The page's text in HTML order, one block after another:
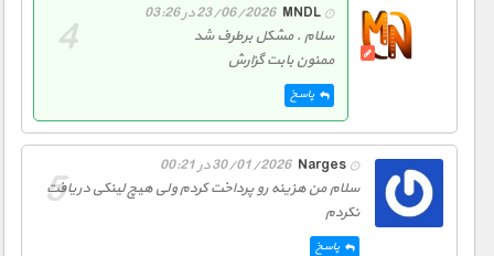
MNDL 23/06/2026 در 03:26
سلام . مشکل برطرف شد
ممنون بابت گزارش
پاسخ
Narges 30/01/2026 در 00:21
سلام من هزینه رو پرداخت کردم ولی هیچ لینکی دریافت
نکردم
پاسخ